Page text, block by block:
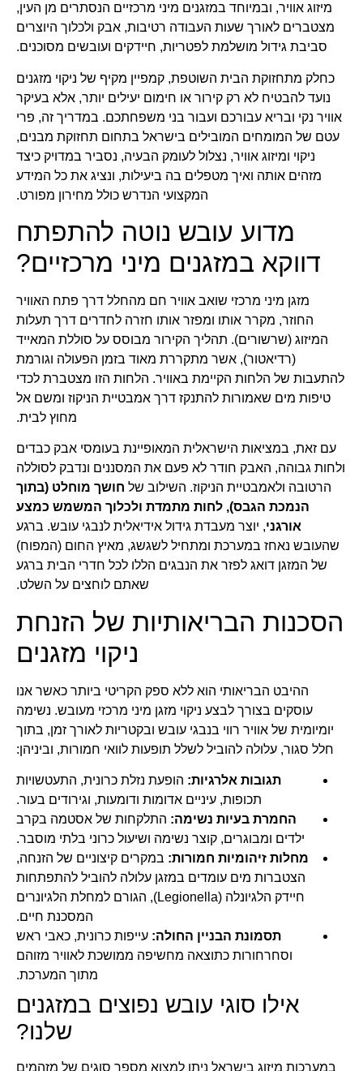
מיזוג אוויר, ובמיוחד במזגנים מיני מרכזיים הנסתרים מן העין,
מצטברים לאורך שעות העבודה רטיבות, אבק ולכלוך היוצרים
סביבת גידול מושלמת לפטריות, חיידקים ועובשים מסוכנים.
כחלק מתחזוקת הבית השוטפת, קמפיין מקיף של ניקוי מזגנים
נועד להבטיח לא רק קירור או חימום יעילים יותר, אלא בעיקר
אוויר נקי ובריא עבורכם ועבור בני משפחתכם. במדריך זה, פרי
עטם של המומחים המובילים בישראל בתחום תחזוקת מבנים,
ניקוי ומיזוג אוויר, נצלול לעומק הבעיה, נסביר במדויק כיצד
מזהים אותה ואיך מטפלים בה ביעילות, ונציג את כל המידע
המקצועי הנדרש כולל מחירון מפורט.
מדוע עובש נוטה להתפתח
דווקא במזגנים מיני מרכזיים?
מזגן מיני מרכזי שואב אוויר חם מהחלל דרך פתח האוויר
החוזר, מקרר אותו ומפזר אותו חזרה לחדרים דרך תעלות
המיזוג (שרשורים). תהליך הקירור מבוסס על סוללת המאייד
(רדיאטור), אשר מתקררת מאוד בזמן הפעולה וגורמת
להתעבות של הלחות הקיימת באוויר. הלחות הזו מצטברת לכדי
טיפות מים שאמורות להתנקז דרך אמבטיית הניקוז ומשם אל
מחוץ לבית.
עם זאת, במציאות הישראלית המאופיינת בעומסי אבק כבדים
ולחות גבוהה, האבק חודר לא פעם את המסננים ונדבק לסוללה
הרטובה ולאמבטיית הניקוז. השילוב של חושך מוחלט (בתוך
הנמכת הגבס), לחות מתמדת ולכלוך המשמש כמצע
אורגני, יוצר מעבדת גידול אידיאלית לנבגי עובש. ברגע
שהעובש נאחז במערכת ומתחיל לשגשג, מאיץ החום (המפוח)
של המזגן דואג לפזר את הנבגים הללו לכל חדרי הבית ברגע
שאתם לוחצים על השלט.
הסכנות הבריאותיות של הזנחת
ניקוי מזגנים
ההיבט הבריאותי הוא ללא ספק הקריטי ביותר כאשר אנו
עוסקים בצורך לבצע ניקוי מזגן מיני מרכזי מעובש. נשימה
יומיומית של אוויר רווי בנבגי עובש ובקטריות לאורך זמן, בתוך
חלל סגור, עלולה להוביל לשלל תופעות לוואי חמורות, וביניהן:
תגובות אלרגיות: הופעת נזלת כרונית, התעטשויות
תכופות, עיניים אדומות ודומעות, וגירודים בעור.
החמרת בעיות נשימה: התלקחות של אסטמה בקרב
ילדים ומבוגרים, קוצר נשימה ושיעול כרוני בלתי מוסבר.
מחלות זיהומיות חמורות: במקרים קיצוניים של הזנחה,
הצטברות מים עומדים במזגן עלולה להוביל להתפתחות
חיידק הלגיונלה (Legionella), הגורם למחלת הלגיונרים
המסכנת חיים.
תסמונת הבניין החולה: עייפות כרונית, כאבי ראש
וסחרחורות כתוצאה מחשיפה ממושכת לאוויר מזוהם
מתוך המערכת.
אילו סוגי עובש נפוצים במזגנים
שלנו?
במערכות מיזוג בישראל ניתן למצוא מספר סוגים של מזהמים